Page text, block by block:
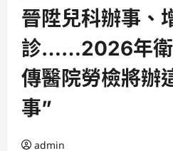
晉陞兒科辦事、
診……2026年衛
傳醫院勞檢將辦
事”
admin